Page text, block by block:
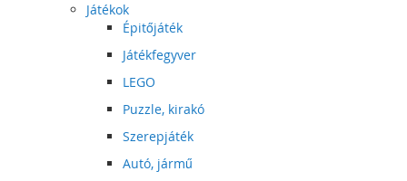
Játékok
Épitőjáték
Játékfegyver
LEGO
Puzzle, kirakó
Szerepjáték
Autó, jármű